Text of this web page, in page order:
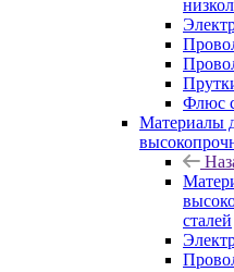
Флюс
Материалы
сталей